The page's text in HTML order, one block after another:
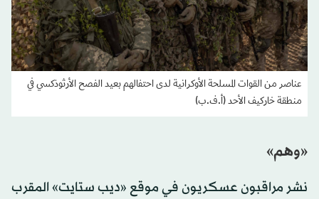
عناصر من القوات المسلحة الأوكرانية لدى احتفالهم بعيد الفصح الأرثوذكسي في
منطقة خاركيف الأحد (أ.ف.ب)
«وهم»
نشر مراقبون عسكريون في موقع «ديب ستايت» المقرب